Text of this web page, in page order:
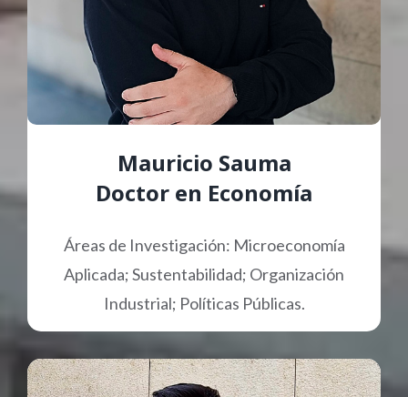
Mauricio Sauma
Doctor en Economía
Áreas de Investigación: Microeconomía
Aplicada; Sustentabilidad; Organización
Industrial; Políticas Públicas.